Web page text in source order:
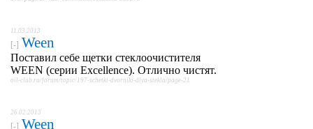
11.03.2013
[-] Ween
Поставил себе щетки стеклоочистителя
WEEN (серии Excellence). Отлично чистят.
oil-club.ru/forum/topic/197-schetki-dvorniki-dlya-stekla/page-21
26.02.2013
[-] Ween